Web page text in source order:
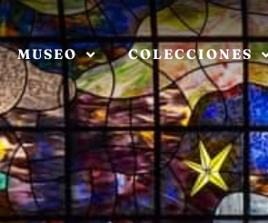
MUSEO COLECCIONES